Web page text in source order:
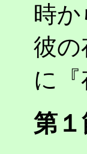
時
彼の
に
第